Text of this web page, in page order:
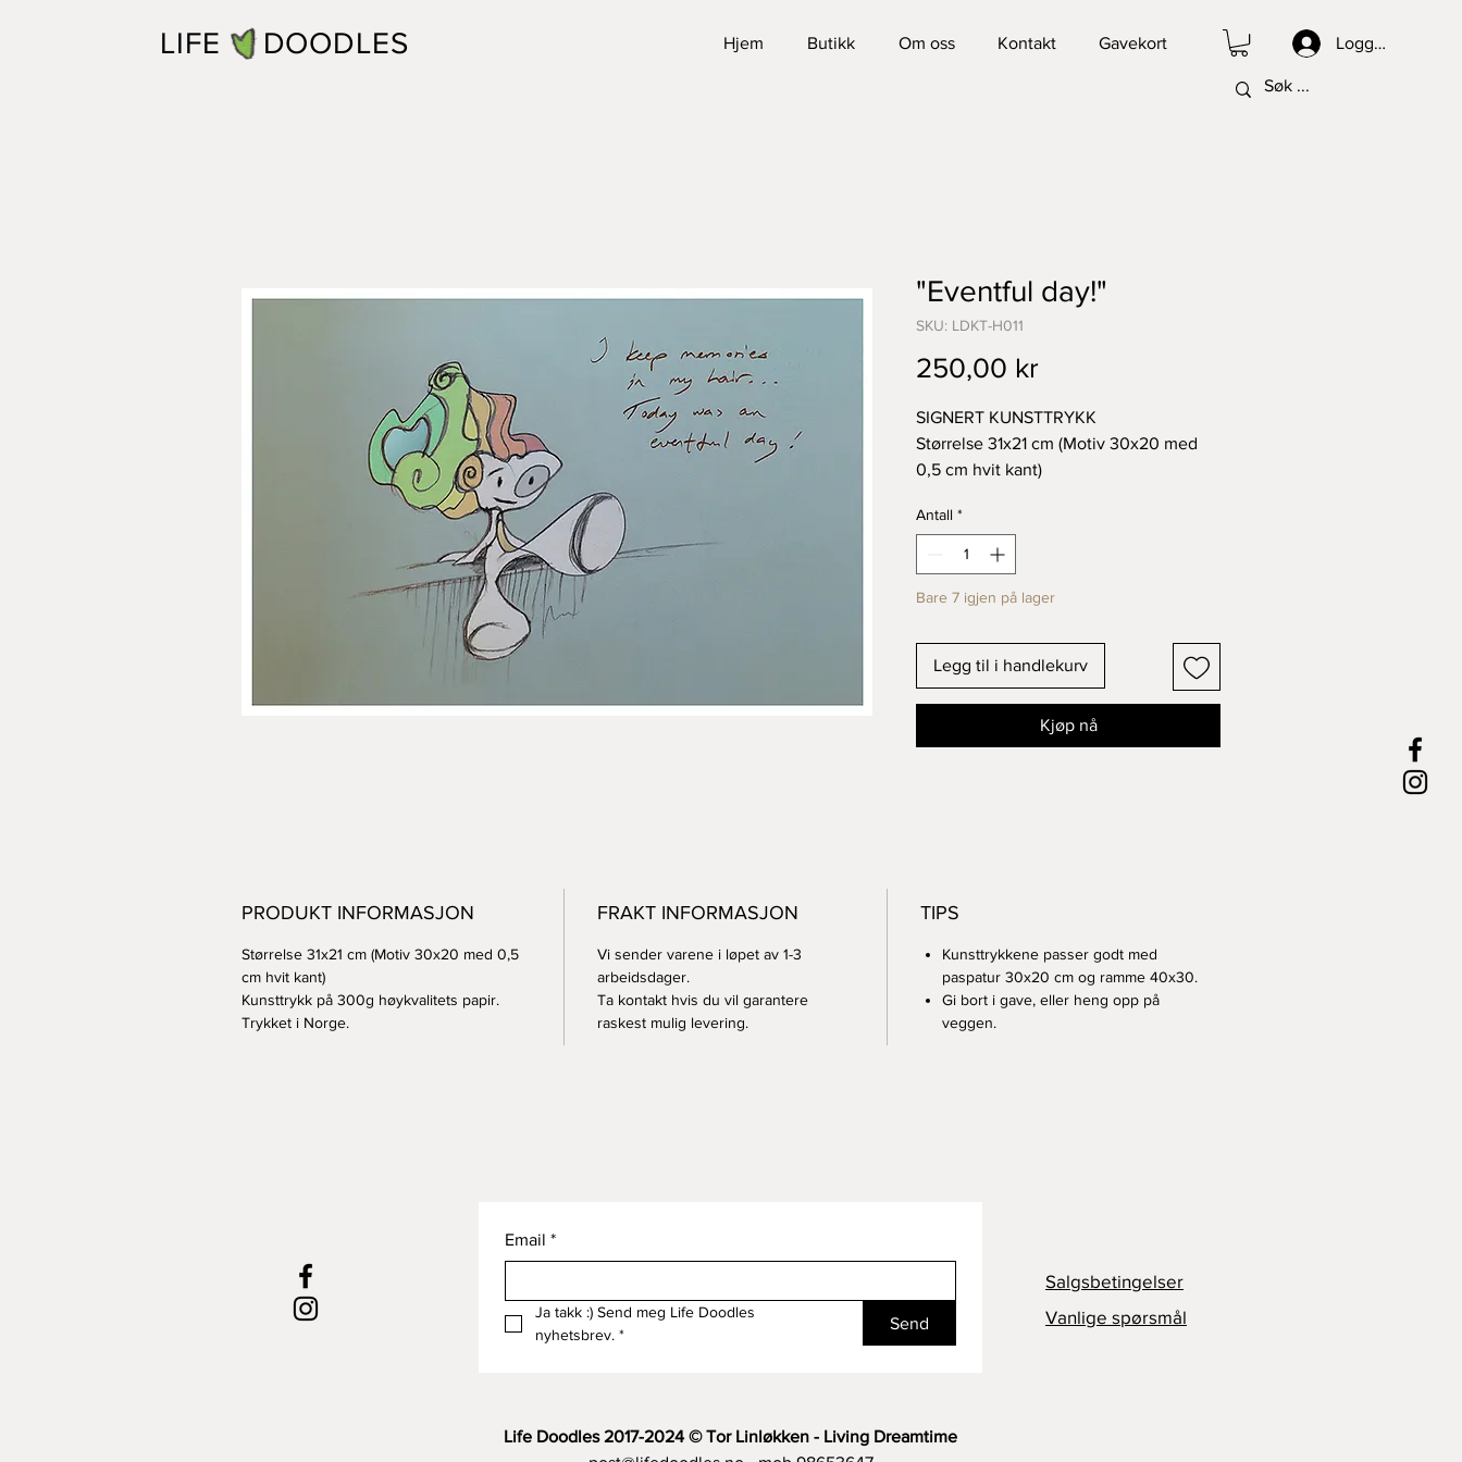
LIFE DOODLES Hjem Butikk Om oss Kontakt Gavekort Logg inn
"Eventful day!"
SKU: LDKT-H011
250,00 kr
SIGNERT KUNSTTRYKK
Størrelse 31x21 cm (Motiv 30x20 med
0,5 cm hvit kant)
papir
Signert av Tor Linløkken
Antall *
Bare 7 igjen på lager
Legg til i handlekurv
Kjøp nå
PRODUKT INFORMASJON
Størrelse 31x21 cm (Motiv 30x20 med 0,5
cm hvit kant)
Kunsttrykk på 300g høykvalitets papir.
Trykket i Norge.
FRAKT INFORMASJON
Vi sender varene i løpet av 1-3
arbeidsdager.
Ta kontakt hvis du vil garantere
raskest mulig levering.
TIPS
Kunsttrykkene passer godt med
paspatur 30x20 cm og ramme 40x30.
Gi bort i gave, eller heng opp på
veggen.
Email *
Ja takk :) Send meg Life Doodles
nyhetsbrev. *
Send
Salgsbetingelser
Vanlige spørsmål
Life Doodles 2017-2024 © Tor Linløkken - Living Dreamtime